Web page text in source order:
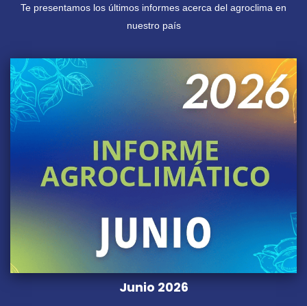
Te presentamos los últimos informes acerca del agroclima en
nuestro país
Junio 2026